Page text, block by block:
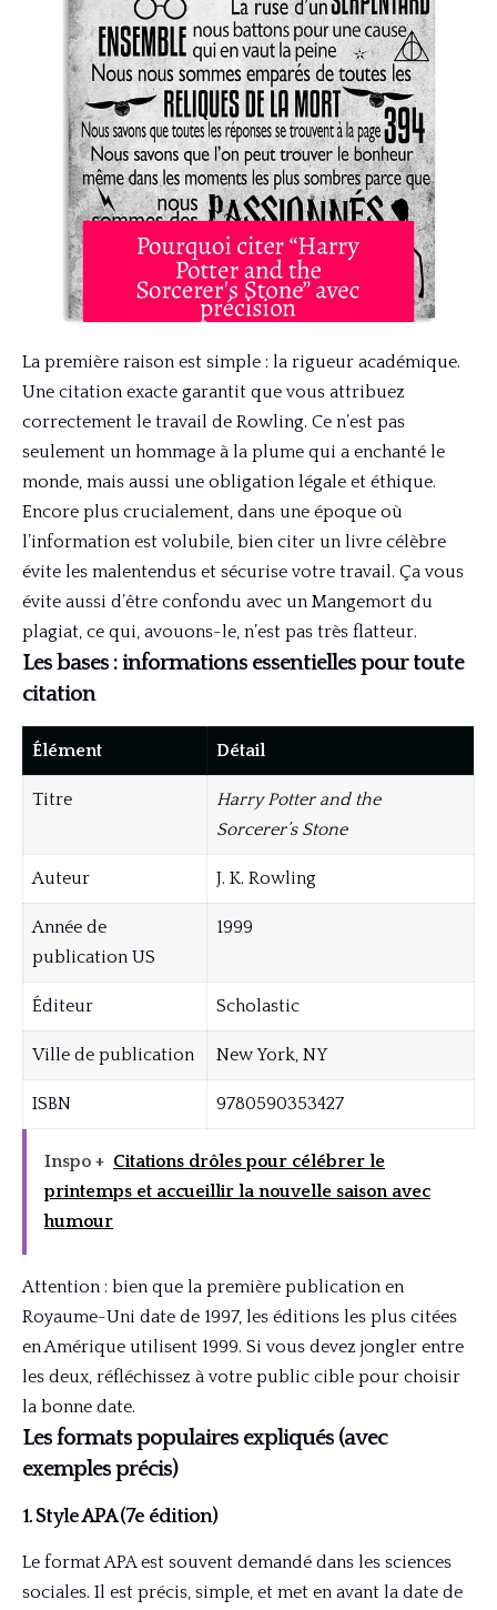
La première raison est simple : la rigueur académique.
Une citation exacte garantit que vous attribuez
correctement le travail de Rowling. Ce n’est pas
seulement un hommage à la plume qui a enchanté le
monde, mais aussi une obligation légale et éthique.
Encore plus crucialement, dans une époque où
l’information est volubile, bien citer un livre célèbre
évite les malentendus et sécurise votre travail. Ça vous
évite aussi d’être confondu avec un Mangemort du
plagiat, ce qui, avouons-le, n’est pas très flatteur.
Les bases : informations essentielles pour toute
citation
Élément Détail
Titre
Harry Potter and the
Sorcerer’s Stone
Auteur J. K. Rowling
Année de
publication US
1999
Éditeur Scholastic
Ville de publication New York, NY
ISBN 9780590353427
Inspo + Citations drôles pour célébrer le
printemps et accueillir la nouvelle saison avec
humour
Attention : bien que la première publication en
Royaume-Uni date de 1997, les éditions les plus citées
en Amérique utilisent 1999. Si vous devez jongler entre
les deux, réfléchissez à votre public cible pour choisir
la bonne date.
Les formats populaires expliqués (avec
exemples précis)
1. Style APA (7e édition)
Le format APA est souvent demandé dans les sciences
sociales. Il est précis, simple, et met en avant la date de